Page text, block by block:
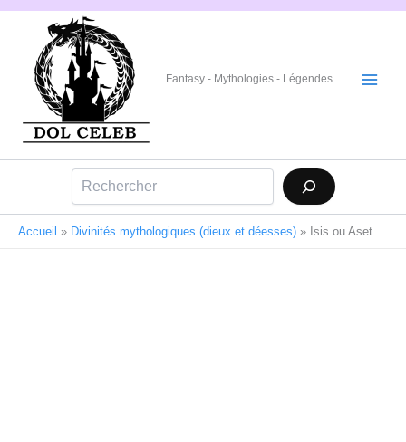
Aller
Fantasy - Mythologies - Légendes
Accueil » Divinités mythologiques (dieux et déesses) » Isis ou Aset